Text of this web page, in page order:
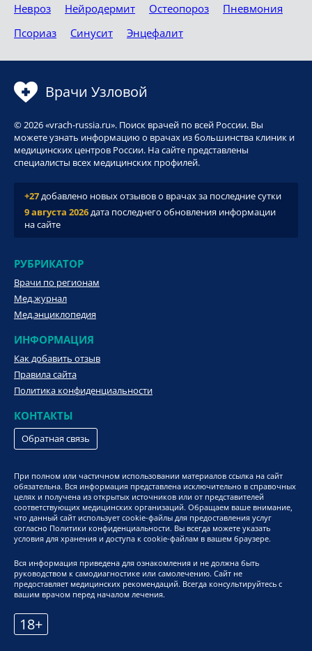
Невроз
Нейродермит Остеопороз
Пневмония
Псориаз
Синусит Энцефалит
Врачи Узловой
© 2026 «vrach-russia.ru». Поиск врачей по всей России. Вы
можете узнать информацию о врачах из большинства клиник и
медицинских центров России. На сайте представлены
специалисты всех медицинских профилей.
+27добавлено новых отзывов о врачах за последние сутки
9 августа 2026дата последнего обновления информации
на сайте
РУБРИКАТОР
Врачи по регионам
Мед.журнал
Мед.энциклопедия
ИНФОРМАЦИЯ
Как добавить отзыв
Правила сайта
Политика конфиденциальности
КОНТАКТЫ
Обратная связь
При полном или частичном использовании материалов ссылка на сайт
обязательна. Вся информация представлена исключительно в справочных
целях и получена из открытых источников или от представителей
соответствующих медицинских организаций. Обращаем ваше внимание,
что данный сайт использует cookie-файлы для предоставления услуг
согласно Политики конфиденциальности. Вы всегда можете указать
условия для хранения и доступа к cookie-файлам в вашем браузере.
Вся информация приведена для ознакомления и не должна быть
руководством к самодиагностике или самолечению. Сайт не
предоставляет медицинских рекомендаций. Всегда консультируйтесь с
вашим врачом перед началом лечения.
18+